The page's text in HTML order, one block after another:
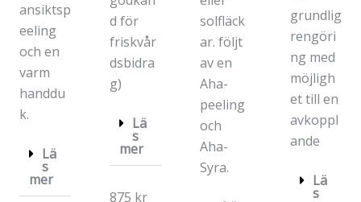
ansiktsp
eeling
och en
varm
handdu
k.
Lä
s
mer
d för
friskvår
dsbidra
g)
Lä
s
mer
875 kr
solfläck
ar. följt
av en
Aha-
peeling
och
Aha-
Syra.
grundlig
rengöri
ng med
möjligh
et till en
avkoppl
ande
Lä
s